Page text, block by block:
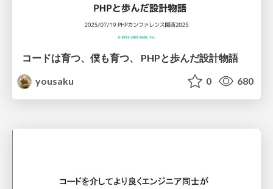
コードは育つ、僕も育つ、 PHPと歩んだ設計物語
yousaku
0 680